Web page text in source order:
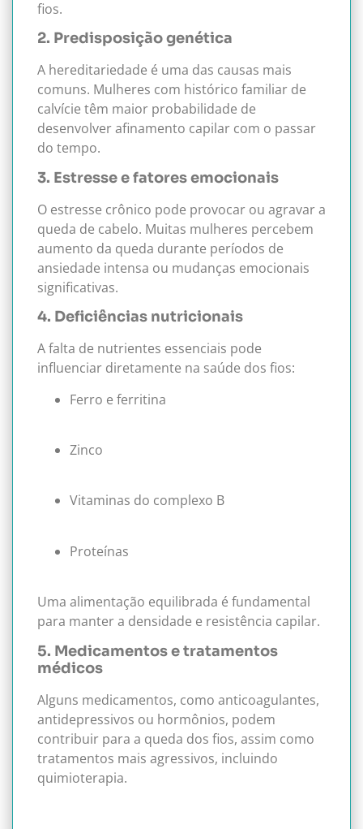
fios.
2. Predisposição genética
A hereditariedade é uma das causas mais
comuns. Mulheres com histórico familiar de
calvície têm maior probabilidade de
desenvolver afinamento capilar com o passar
do tempo.
3. Estresse e fatores emocionais
O estresse crônico pode provocar ou agravar a
queda de cabelo. Muitas mulheres percebem
aumento da queda durante períodos de
ansiedade intensa ou mudanças emocionais
significativas.
4. Deficiências nutricionais
A falta de nutrientes essenciais pode
influenciar diretamente na saúde dos fios:
Ferro e ferritina
Zinco
Vitaminas do complexo B
Proteínas
Uma alimentação equilibrada é fundamental
para manter a densidade e resistência capilar.
5. Medicamentos e tratamentos
médicos
Alguns medicamentos, como anticoagulantes,
antidepressivos ou hormônios, podem
contribuir para a queda dos fios, assim como
tratamentos mais agressivos, incluindo
quimioterapia.